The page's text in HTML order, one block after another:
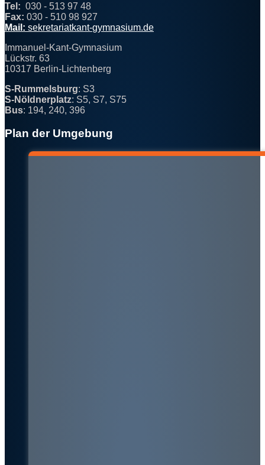
Tel: 030 - 513 97 48
Fax: 030 - 510 98 927
Mail: sekretariat@
kant-gymnasium.de
Immanuel-Kant-Gymnasium
Lückstr. 63
10317 Berlin-Lichtenberg
S-Rummelsburg: S3
S-Nöldnerplatz: S5, S7, S75
Bus: 194, 240, 396
Plan der Umgebung